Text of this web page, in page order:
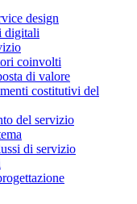
design
digitali
coinvolti
di valore
costitutivi del
del servizio
di servizio